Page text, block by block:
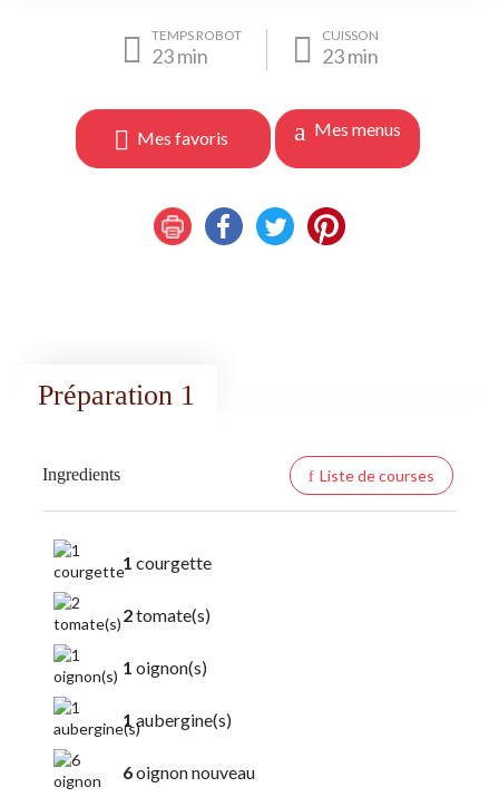
TEMPS ROBOT
23min
CUISSON
23min
Mes favoris Mes menus
Préparation 1
Ingredients Liste de courses
1 courgette
2tomate(s)
1 oignon(s)
1 aubergine(s)
6oignon nouveau